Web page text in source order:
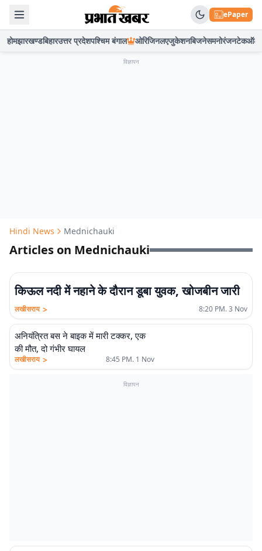
ePaper
होमझारखण्डबिहारउत्तर प्रदेशपश्चिम बंगाल ओरिजिनलएजुकेशनबिजनेसमनोरंजनटेकऑटो
विज्ञापन
Hindi News Mednichauki
Articles on Mednichauki
किऊल नदी में नहाने के दौरान डूबा युवक, खोजबीन जारी
लखीसराय > 8:20 PM. 3 Nov
अनियंत्रित बस ने बाइक में मारी टक्कर, एक
की मौत, दो गंभीर घायल
लखीसराय > 8:45 PM. 1 Nov
विज्ञापन